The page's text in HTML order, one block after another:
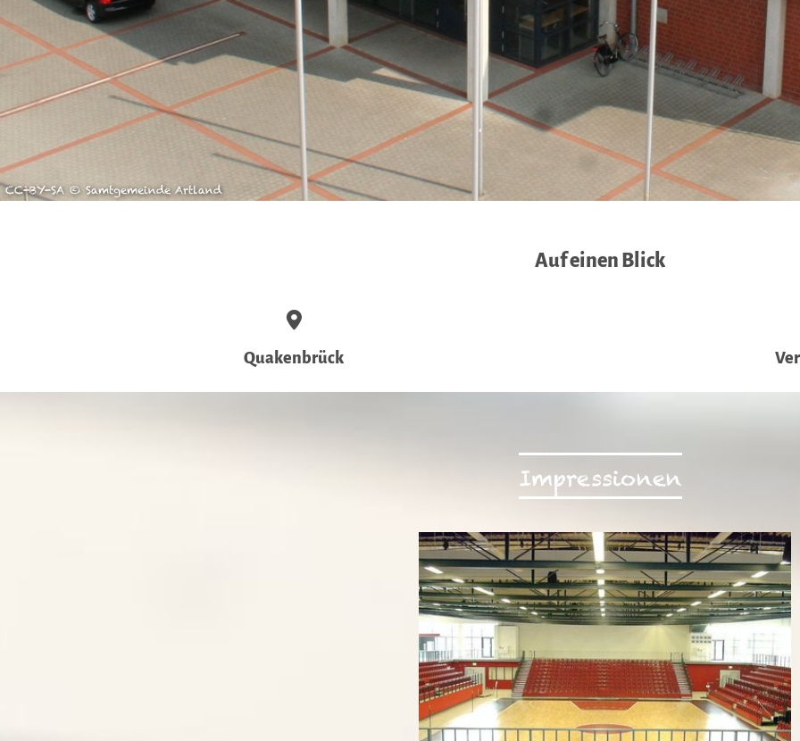
CC-BY-SA © Samtgemeinde Artland
Auf einen Blick
Quakenbrück
Impressionen